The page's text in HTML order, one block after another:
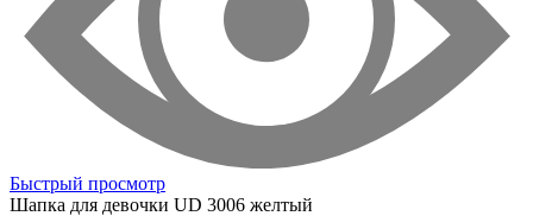
Быстрый просмотр
Шапка для девочки UD 3006 желтый